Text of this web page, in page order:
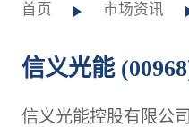
首页 市场资讯
信义光能
信义光能控股有限公